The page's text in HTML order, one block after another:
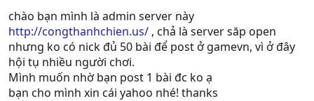
chào bạn mình là admin server này
http://congthanhchien.us/ , chả là server săp open
nhưng ko có nick đủ 50 bài để post ở gamevn, vì ở đây
hội tụ nhiều người chơi.
Mình muốn nhờ bạn post 1 bài đc ko ạ
bạn cho mình xin cái yahoo nhé! thanks